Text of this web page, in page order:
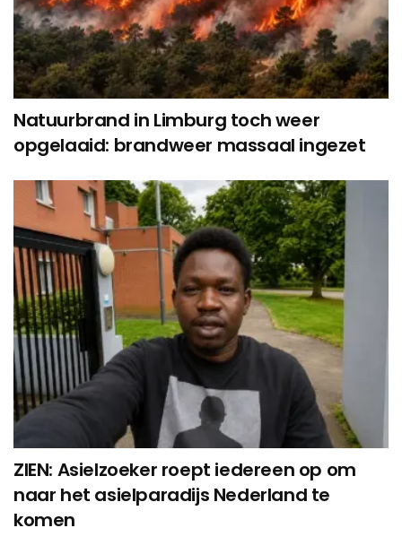
Natuurbrand in Limburg toch weer
opgelaaid: brandweer massaal ingezet
ZIEN: Asielzoeker roept iedereen op om
naar het asielparadijs Nederland te
komen